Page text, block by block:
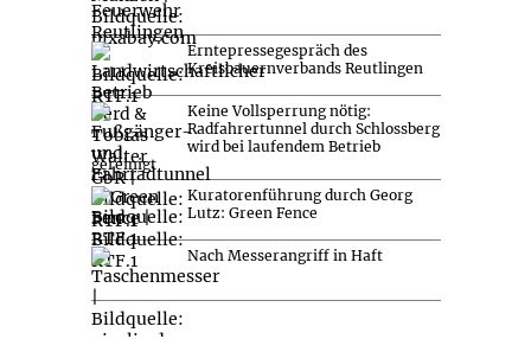
Erntepressegespräch des
Kreisbauernverbands Reutlingen
Keine Vollsperrung nötig:
Radfahrertunnel durch Schlossberg
wird bei laufendem Betrieb
gereinigt
Kuratorenführung durch Georg
Lutz: Green Fence
Nach Messerangriff in Haft